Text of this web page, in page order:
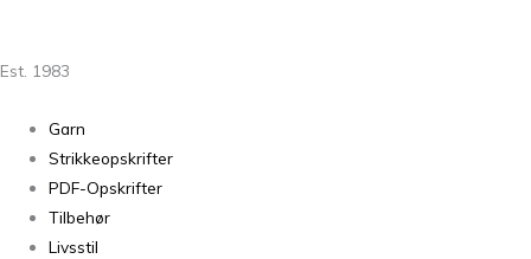
Est. 1983
Garn
Strikkeopskrifter
PDF-Opskrifter
Tilbehør
Livsstil